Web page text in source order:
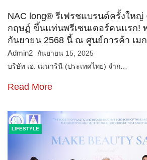
NAC long® รีเฟรชแบรนด์ครั้งใหญ่
กฤษฏ์ ขึ้นแท่นพรีเซนเตอร์คนแรก!
กันยายน 2568 นี้ ณ ศูนย์การค้า เม
Admin2
กันยายน 15, 2025
บริษัท เอ. เมนารินี (ประเทศไทย) จำก…
Read More
LIFESTYLE